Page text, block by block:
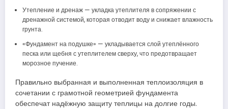
Утепление и дренаж — укладка утеплителя в сопряжении с
дренажной системой, которая отводит воду и снижает влажность
грунта.
«Фундамент на подушке» — укладывается слой утеплённого
песка или щебня с утеплителем сверху, что предотвращает
морозное пучение.
Правильно выбранная и выполненная теплоизоляция в
сочетании с грамотной геометрией фундамента
обеспечат надёжную защиту теплицы на долгие годы.